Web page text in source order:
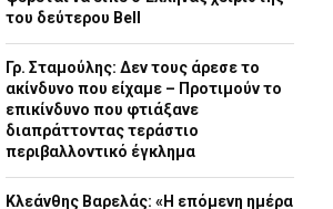
του δεύτερου Bell
Γρ. Σταμούλης: Δεν τους άρεσε το
ακίνδυνο που είχαμε – Προτιμούν το
επικίνδυνο που φτιάξανε
διαπράττοντας τεράστιο
περιβαλλοντικό έγκλημα
Κλεάνθης Βαρελάς: «Η επόμενη ημέρα